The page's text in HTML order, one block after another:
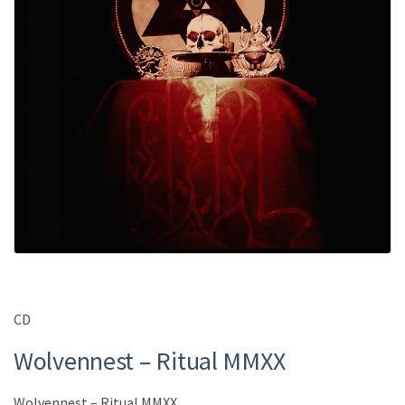
CD
Wolvennest ‎– Ritual MMXX